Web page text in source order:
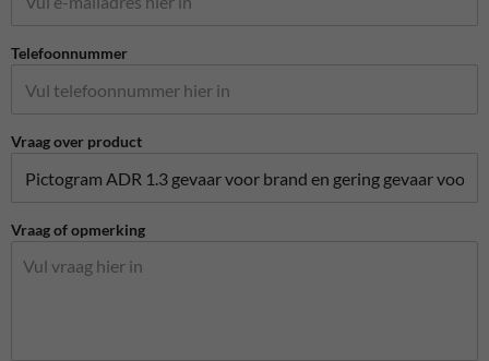
Telefoonnummer
Vraag over product
Vraag of opmerking